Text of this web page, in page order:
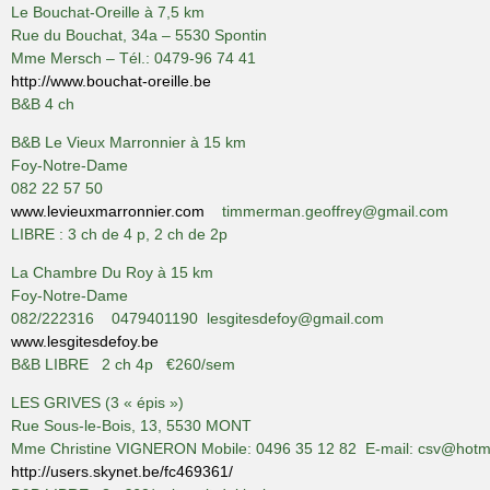
Le Bouchat-Oreille à 7,5 km
Rue du Bouchat, 34a – 5530 Spontin
Mme Mersch – Tél.: 0479-96 74 41
http://www.bouchat-oreille.be
B&B 4 ch
B&B Le Vieux Marronnier à 15 km
Foy-Notre-Dame
082 22 57 50
www.levieuxmarronnier.com timmerman.geoffrey@gmail.com
LIBRE : 3 ch de 4 p, 2 ch de 2p
La Chambre Du Roy à 15 km
Foy-Notre-Dame
082/222316 0479401190 lesgitesdefoy@gmail.com
www.lesgitesdefoy.be
B&B LIBRE 2 ch 4p €260/sem
LES GRIVES (3 « épis »)
Rue Sous-le-Bois, 13, 5530 MONT
Mme Christine VIGNERON Mobile: 0496 35 12 82 E-mail:
http://users.skynet.be/fc469361/